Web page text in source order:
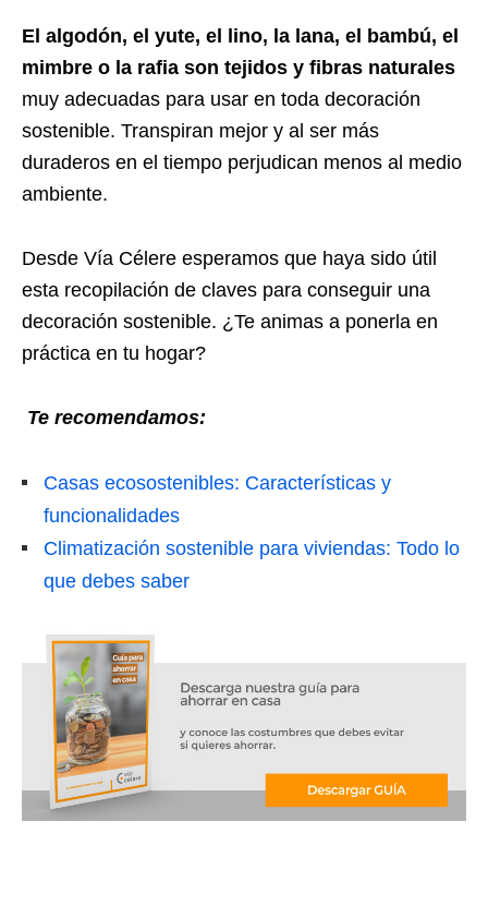
El algodón, el yute, el lino, la lana, el bambú, el
mimbre o la rafia son tejidos y fibras naturales
muy adecuadas para usar en toda decoración
sostenible. Transpiran mejor y al ser más
duraderos en el tiempo perjudican menos al medio
ambiente.
Desde Vía Célere esperamos que haya sido útil
esta recopilación de claves para conseguir una
decoración sostenible. ¿Te animas a ponerla en
práctica en tu hogar?
Te recomendamos:
Casas ecosostenibles: Características y
funcionalidades
Climatización sostenible para viviendas: Todo lo
que debes saber